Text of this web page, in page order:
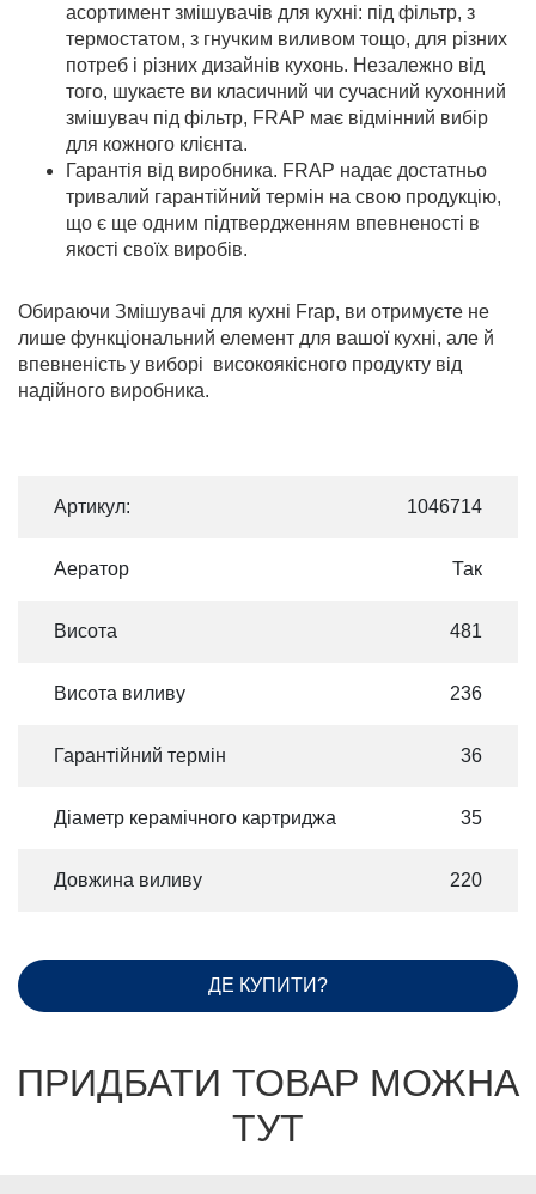
асортимент змішувачів для кухні: під фільтр, з
термостатом, з гнучким виливом тощо, для різних
потреб і різних дизайнів кухонь. Незалежно від
того, шукаєте ви класичний чи сучасний кухонний
змішувач під фільтр, FRAP має відмінний вибір
для кожного клієнта.
Гарантія від виробника. FRAP надає достатньо
тривалий гарантійний термін на свою продукцію,
що є ще одним підтвердженням впевненості в
якості своїх виробів.
Обираючи Змішувачі для кухні Frap, ви отримуєте не
лише функціональний елемент для вашої кухні, але й
впевненість у виборі високоякісного продукту від
надійного виробника.
Артикул: 1046714
Аератор Так
Висота 481
Висота виливу 236
Гарантійний термін 36
Діаметр керамічного картриджа 35
Довжина виливу 220
ДЕ КУПИТИ?
ПРИДБАТИ ТОВАР МОЖНА
ТУТ